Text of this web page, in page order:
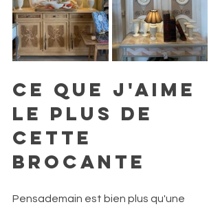
ce que j'aime
le plus de
cette
brocante
Pensademain est bien plus qu'une